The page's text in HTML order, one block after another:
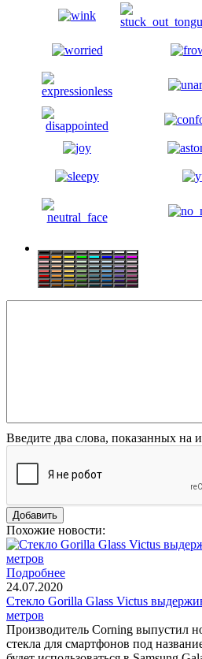
Введите два слова, показанных на
Похожие новости:
Подробнее
24.07.2020
Стекло Gorilla Glass Victus
метров
Производитель Corning выпустил
стекла для смартфонов под